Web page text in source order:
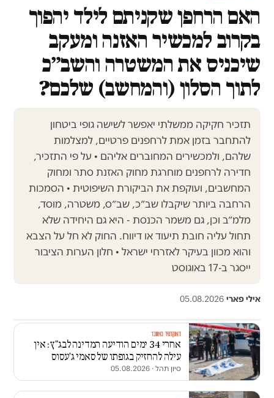
האם הרחפן שקניתם לילד יהפוך
בקרוב למכשיר האזנה ומעקב
שיכניס את המשטרה והשב״כ
לתוך הסלון (והמחשב) שלכם?
תזכיר חקיקה ממשלתי יאפשר לשישה גופי ביטחון
להתחבר בזמן אמת לרחפנים פרטיים, למצלמות
שלהם, ולמכשירים המחוברים אליהם • על פי התזכיר,
חדירה לרחפנים מוחרגת מחוק האזנת סתר ומחוק
המחשבים, ועוקפת את הביקורת השיפוטית • הסמכות
הרחבה ביותר שיקבלו שב״כ, שב״ס, משטרה, מוסד,
מלמ״ב וכן, גם משמר הכנסת - היא גם היחידה שלא
תחול עליה חובת תיעוד או דיווח. החוק לא חל על הצבא
והוא מכוון בעיקר לאזרחי ישראל • חלון הערות הציבור
ייסגר ב-17 באוגוסט
אילי פארי·
05.08.2026
דמוקרטיה במשבר
אחרי 34 ימים הודיעה המדינה לבג"ץ: אין
עילה להחזיק בגופתו של סאמי ג'עסוס
סיון תהל·
05.08.2026